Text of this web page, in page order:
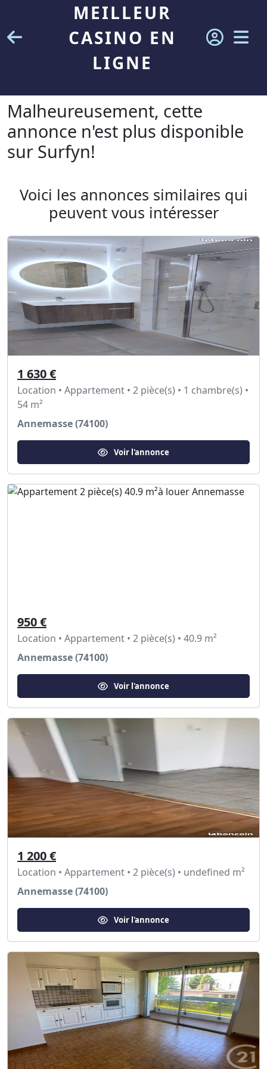
MEILLEUR
CASINO EN
LIGNE
Malheureusement, cette
annonce n'est plus disponible
sur Surfyn!
Voici les annonces similaires qui
peuvent vous intéresser
1 630 €
Location • Appartement • 2 pièce(s) • 1 chambre(s) •
54 m²
Annemasse (74100)
Voir l'annonce
950 €
Location • Appartement • 2 pièce(s) • 40.9 m²
Annemasse (74100)
Voir l'annonce
1 200 €
Location • Appartement • 2 pièce(s) • undefined m²
Annemasse (74100)
Voir l'annonce